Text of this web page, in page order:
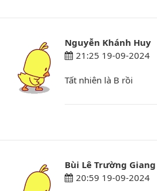
Nguyễn Khánh Huy
21:25 19-09-2024
Tất nhiên là B rồi
Bùi Lê Trường Giang
20:59 19-09-2024